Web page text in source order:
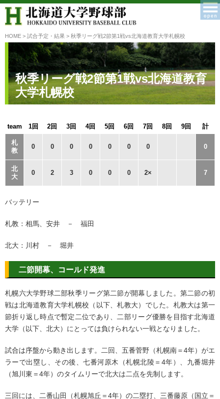
HOME > 試合予定・結果 > 秋季リーグ戦2節第1戦vs北海道教育大学札幌校
秋季リーグ戦2節第1戦vs北海道教育
大学札幌校
team 1回 2回 3回 4回 5回 6回 7回 8回 9回 計
札
教
0 0 0 0 0 0 0 0
北
大
0 2 3 0 0 0 2× 7
バッテリー
札教：相馬、安井 － 福田
北大：川村 － 堀井
二節開幕、コールド発進
札幌六大学野球二部秋季リーグ第二節が開幕しました。第二節の初
戦は北海道教育大学札幌校（以下、札教大）でした。 札教大は第一
節折り返し時点で暫定二位であり、二部リーグ優勝を目指す北海道
大学（以下、北大）にとっては負けられない一戦となりました。
試合は序盤から動き出します。二回、五番菅野（札幌南＝4年）がエ
ラーで出塁し、その後、七番河原木（札幌北陵＝4年）、九番堀井
（旭川東＝4年）のタイムリーで北大は二点を先制します。
三回には、二番山田（札幌旭丘＝4年）の二塁打、三番藤原（国立＝